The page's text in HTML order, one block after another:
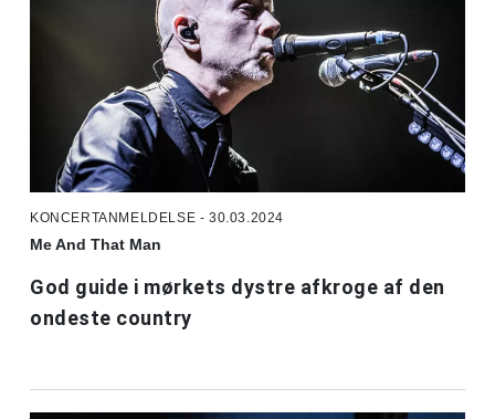
KONCERTANMELDELSE - 30.03.2024
Me And That Man
God guide i mørkets dystre afkroge af den
ondeste country